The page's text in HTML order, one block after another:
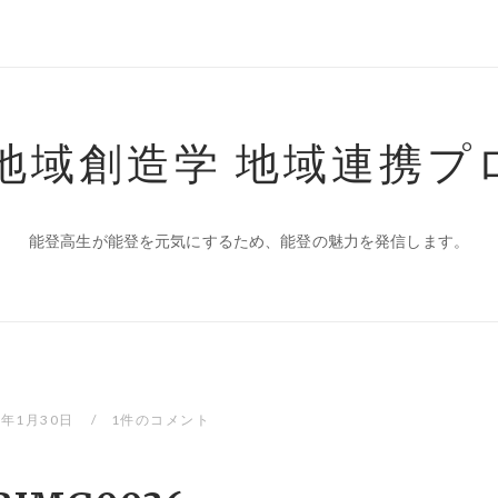
域創造学 地域連携プ
能登高生が能登を元気にするため、能登の魅力を発信します。
1月30日 1件のコメント